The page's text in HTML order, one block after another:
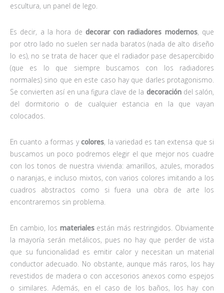
escultura, un panel de lego.
Es decir, a la hora de decorar con radiadores modernos, que
por otro lado no suelen ser nada baratos (nada de alto diseño
lo es), no se trata de hacer que el radiador pase desapercibido
(que es lo que siempre buscamos con los radiadores
normales) sino que en este caso hay que darles protagonismo.
Se convierten así en una figura clave de la decoración del salón,
del dormitorio o de cualquier estancia en la que vayan
colocados.
En cuanto a formas ycolores, la variedad es tan extensa que si
buscamos un poco podremos elegir el que mejor nos cuadre
con los tonos de nuestra vivienda: amarillos, azules, morados
o naranjas, e incluso mixtos, con varios colores imitando a los
cuadros abstractos como si fuera una obra de arte los
encontraremos sin problema.
En cambio, los materiales están más restringidos. Obviamente
la mayoría serán metálicos, pues no hay que perder de vista
que su funcionalidad es emitir calor y necesitan un material
conductor adecuado. No obstante, aunque más raros, los hay
revestidos de madera o con accesorios anexos como espejos
o similares. Además, en el caso de los baños, los hay con